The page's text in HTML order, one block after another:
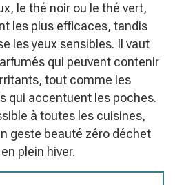
le thé noir ou le thé vert,
les plus efficaces, tandis
les yeux sensibles. Il vaut
qui peuvent contenir
tout comme les
qui accentuent les poches.
à toutes les cuisines,
geste beauté zéro déchet
plein hiver.